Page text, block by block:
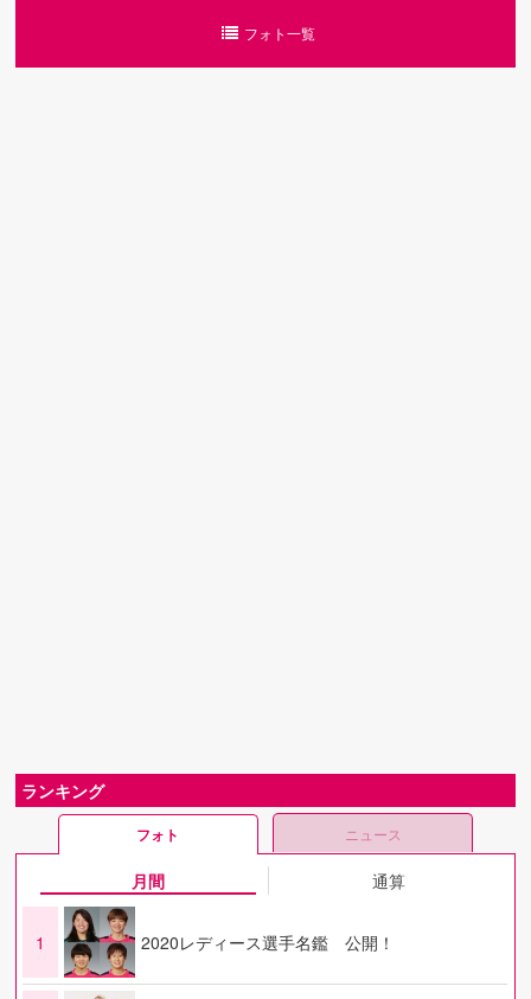
フォト一覧
ランキング
フォト ニュース
月間 通算
1 2020レディース選手名鑑 公開！